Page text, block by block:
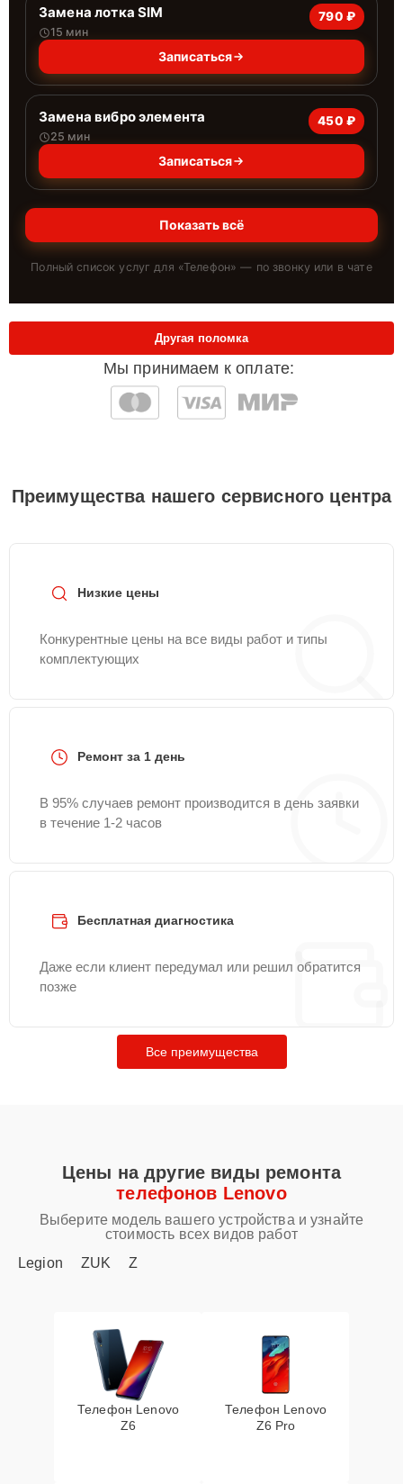
Замена лотка SIM
15 мин
790 ₽
Записаться
Замена вибро элемента
25 мин
450 ₽
Записаться
Показать всё
Полный список услуг для «Телефон» — по звонку или в чате
Мы принимаем к оплате:
Другая поломка
Преимущества нашего сервисного центра
Низкие цены
Конкурентные цены на все виды работ и типы
комплектующих
Ремонт за 1 день
В 95% случаев ремонт производится в день заявки
в течение 1-2 часов
Бесплатная диагностика
Даже если клиент передумал или решил обратится
позже
Все преимущества
Цены на другие виды ремонта
телефонов Lenovo
Выберите модель вашего устройства и узнайте
стоимость всех видов работ
Legion
ZUK Z
Телефон Lenovo
Z6
Телефон Lenovo
Z6 Pro